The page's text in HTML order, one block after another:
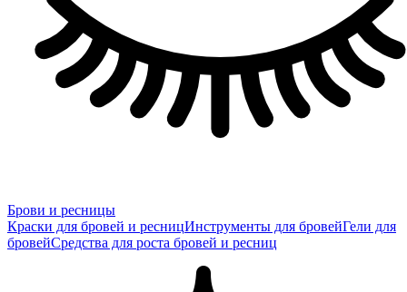
Брови и ресницы
Краски для бровей и ресницИнструменты для бровейГели для
бровейСредства для роста бровей и ресниц